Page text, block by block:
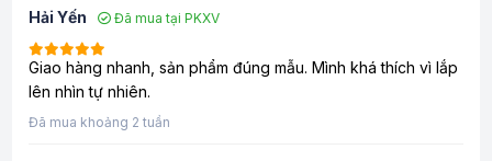
Hải Yến Đã mua tại PKXV
Giao hàng nhanh, sản phẩm đúng mẫu. Mình khá thích vì lắp
lên nhìn tự nhiên.
Đã mua khoảng 2 tuần